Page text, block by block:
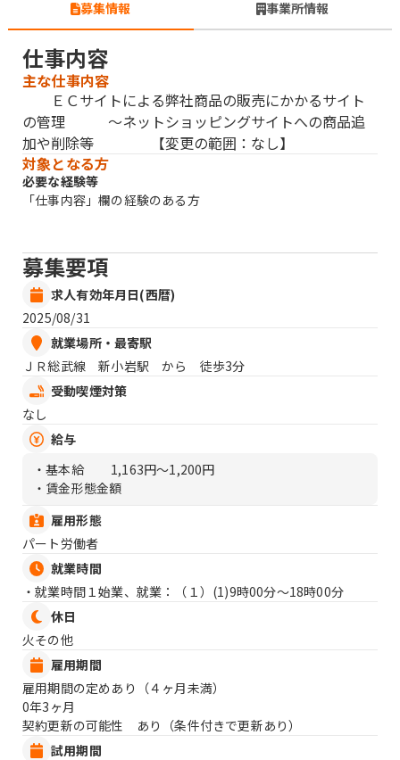
募集情報 事業所情報
仕事内容
主な仕事内容
ＥＣサイトによる弊社商品の販売にかかるサイト
の管理 〜ネットショッピングサイトへの商品追
加や削除等 【変更の範囲：なし】
対象となる方
必要な経験等
「仕事内容」欄の経験のある方
募集要項
求人有効年月日(西暦)
2025/08/31
就業場所・最寄駅
ＪＲ総武線 新小岩駅 から 徒歩3分
受動喫煙対策
なし
給与
・基本給
1,163円〜1,200円
・賃金形態金額
雇用形態
パート労働者
就業時間
・就業時間１始業、就業：（１） (1)9時00分〜18時00分
休日
火その他
雇用期間
雇用期間の定めあり（４ヶ月未満）
0年3ヶ月
契約更新の可能性 あり（条件付きで更新あり）
試用期間